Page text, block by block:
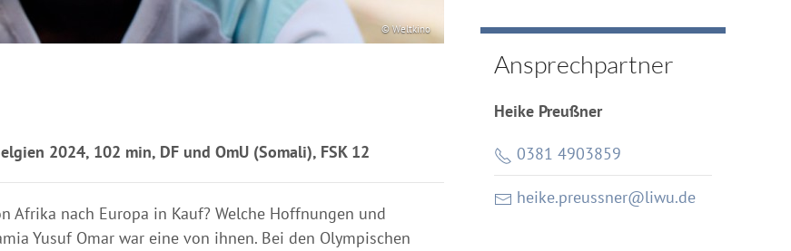
© Weltkino
2024, 102 min, DF und OmU (Somali), FSK 12
Afrika nach Europa in Kauf? Welche Hoffnungen und
Yusuf Omar war eine von ihnen. Bei den Olympischen
Ansprechpartner
Heike Preußner
0381 4903859
heike.preussner@liwu.de